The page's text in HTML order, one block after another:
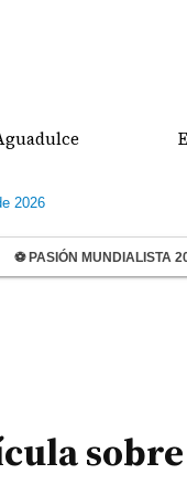
2026
⚽ PASIÓN MUNDIALISTA